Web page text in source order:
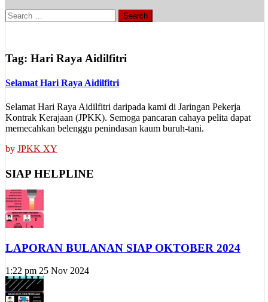
Search
for:
Tag: Hari Raya Aidilfitri
Selamat Hari Raya Aidilfitri
Selamat Hari Raya Aidilfitri daripada kami di Jaringan Pekerja
Kontrak Kerajaan (JPKK). Semoga pancaran cahaya pelita dapat
memecahkan belenggu penindasan kaum buruh-tani.
by JPKK XY
SIAP HELPLINE
LAPORAN BULANAN SIAP OKTOBER 2024
1:22 pm 25 Nov 2024